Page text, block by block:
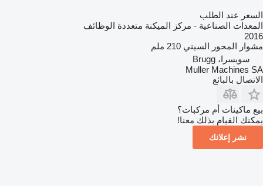
السعر عند الطلب
المعدات الصناعية - مركز الميكنة متعددة الوظائف
2016
مشوار المحور السيني 210 ملم
سويسرا، Brugg
Muller Machines SA
الاتصال بالبائع
بيع ماكينات أم مركبات؟
يمكنك القيام بذلك معنا!
نشر إعلانك